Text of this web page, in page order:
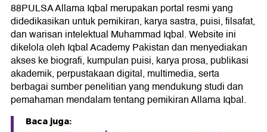
88PULSA Allama Iqbal merupakan portal resmi yang
didedikasikan untuk pemikiran, karya sastra, puisi, filsafat,
dan warisan intelektual Muhammad Iqbal. Website ini
dikelola oleh Iqbal Academy Pakistan dan menyediakan
akses ke biografi, kumpulan puisi, karya prosa, publikasi
akademik, perpustakaan digital, multimedia, serta
berbagai sumber penelitian yang mendukung studi dan
pemahaman mendalam tentang pemikiran Allama Iqbal.
Baca juga: